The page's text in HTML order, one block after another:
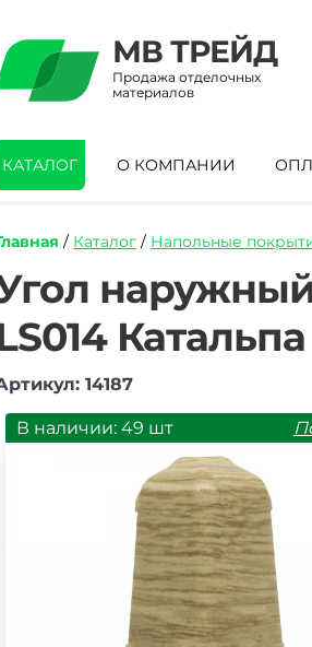
МВ ТРЕЙД
Продажа отделочных
материалов
КАТАЛОГ О КОМПАНИИ
/ Каталог / Напольные
mvtrade.ru/images/id/normal/
plintusa-
line-
plast-
ls014-
14187
В наличии: 49 шт